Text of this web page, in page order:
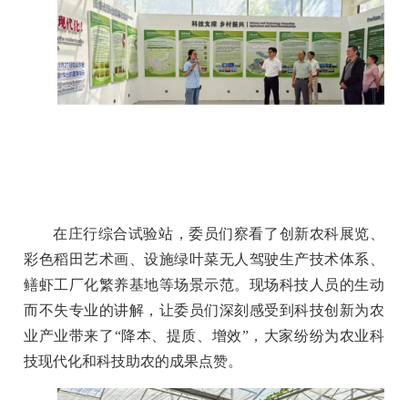
在庄行综合试验站，委员们察看了创新农科展览、
彩色稻田艺术画、设施绿叶菜无人驾驶生产技术体系、
鳝虾工厂化繁养基地等场景示范。现场科技人员的生动
而不失专业的讲解，让委员们深刻感受到科技创新为农
业产业带来了“降本、提质、增效”，大家纷纷为农业科
技现代化和科技助农的成果点赞。